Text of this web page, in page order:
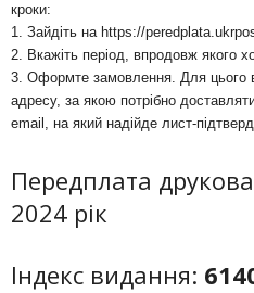
кроки:
1. Зайдіть на https://
2. Вкажіть період, впродовж якого
3. Оформте замовлення. Для цього
адресу, за якою потрібно
email, на який надійде лист-
Передплата
2024 рік
Індекс видання: